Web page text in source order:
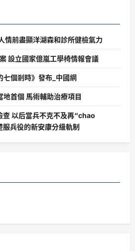
情前盡顯洋湖森和診所健檢氣力
設立國家億嵐工學椅情報會議
七個剎時》發布_中國網
首個 馬術輔助治療項目
查 以后當兵不克不及再“chao
兵役的新安康分級軌制